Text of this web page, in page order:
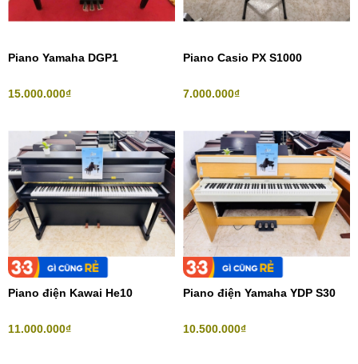
Piano Yamaha DGP1
15.000.000₫
Piano Casio PX S1000
7.000.000₫
Piano điện Kawai He10
11.000.000₫
Piano điện Yamaha YDP S30
10.500.000₫